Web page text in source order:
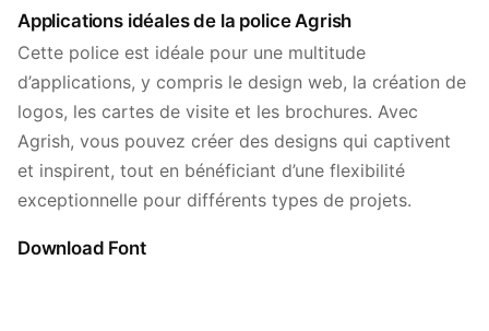
Applications idéales de la police Agrish
Cette police est idéale pour une multitude
d’applications, y compris le design web, la création de
logos, les cartes de visite et les brochures. Avec
Agrish, vous pouvez créer des designs qui captivent
et inspirent, tout en bénéficiant d’une flexibilité
exceptionnelle pour différents types de projets.
Download Font